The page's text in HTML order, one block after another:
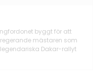
byggt för att
mästaren som
Dakar-rallyt